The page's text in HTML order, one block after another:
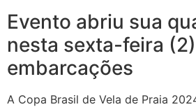
Evento abriu sua
nesta sexta-feira
embarcações
A Copa Brasil de Vela de Praia